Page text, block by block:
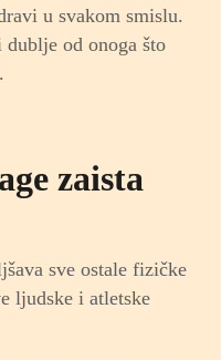
u svakom smislu.
od onoga što
zaista
sve ostale fizičke
ljudske i atletske